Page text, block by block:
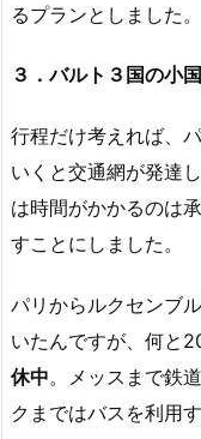
るプランとしました。
３．バルト３国の小
行程だけ考えれば、
いくと交通網が発達
は時間がかかるのは
すことにしました。
パリからルクセンブ
いたんですが、何と
休中。メッスまで鉄
クまではバスを利用